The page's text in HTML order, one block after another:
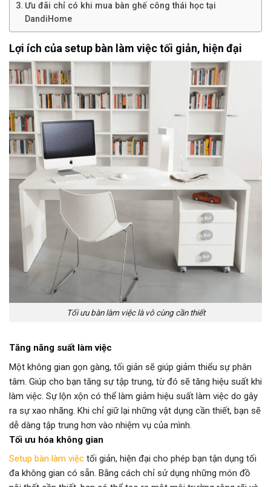
Ưu đãi chỉ có khi mua bàn ghế công thái học tại
DandiHome
Lợi ích của setup bàn làm việc tối giản, hiện đại
Tối ưu bàn làm việc là vô cùng cần thiết
Tăng năng suất làm việc
Một không gian gọn gàng, tối giản sẽ giúp giảm thiểu sự phân
tâm. Giúp cho bạn tăng sự tập trung, từ đó sẽ tăng hiệu suất khi
làm việc. Sự lộn xộn có thể làm giảm hiệu suất làm việc do gây
ra sự xao nhãng. Khi chỉ giữ lại những vật dụng cần thiết, bạn sẽ
dễ dàng tập trung hơn vào nhiệm vụ của mình.
Tối ưu hóa không gian
Setup bàn làm việc tối giản, hiện đại cho phép bạn tận dụng tối
đa không gian có sẵn. Bằng cách chỉ sử dụng những món đồ